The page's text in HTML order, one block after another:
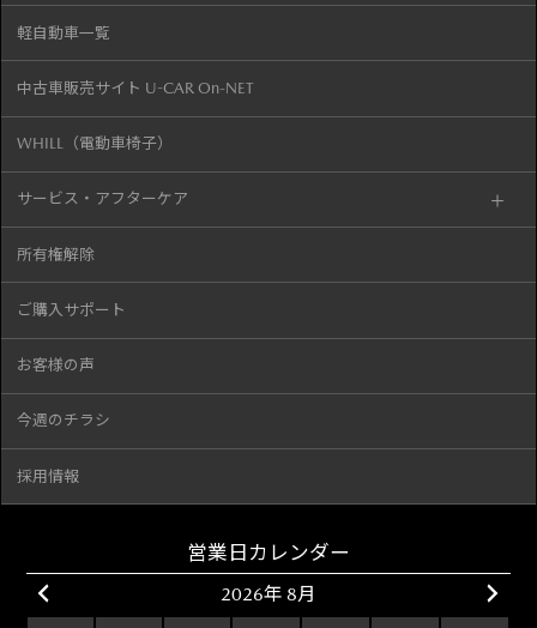
軽自動車一覧
中古車販売サイト U-CAR On-NET
WHILL（電動車椅子）
サービス・アフターケア
所有権解除
ご購入サポート
お客様の声
今週のチラシ
採用情報
営業日カレンダー
2026年 8月